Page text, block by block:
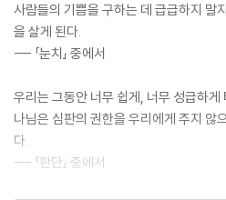
사람들의 기쁨을 구하는 데 급급하지 말
을 살게 된다.
--- 「눈치」 중에서
우리는 그동안 너무 쉽게, 너무 성급하
나님은 심판의 권한을 우리에게 주지 않
다.
--- 「판단」 중에서